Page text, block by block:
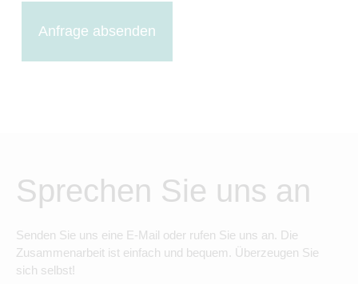
Anfrage absenden
Sprechen Sie uns an
Senden Sie uns eine E-Mail oder rufen Sie uns an. Die
Zusammenarbeit ist einfach und bequem. Überzeugen Sie
sich selbst!